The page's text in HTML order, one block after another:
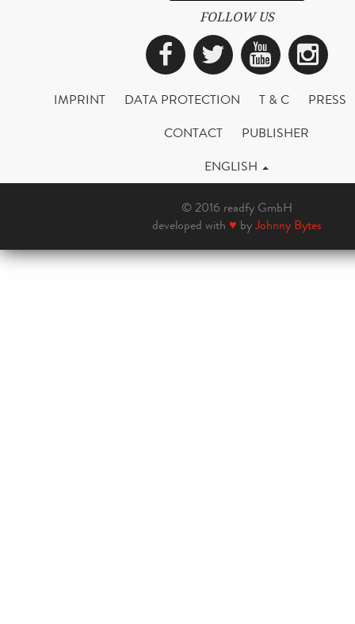
FOLLOW US
Facebook
Twitter
IMPRINT DATA PROTECTION T & C
PRESS
CONTACT
PUBLISHER
ENGLISH
© 2016 readfy GmbH
developed with ♥ byJohnny Bytes